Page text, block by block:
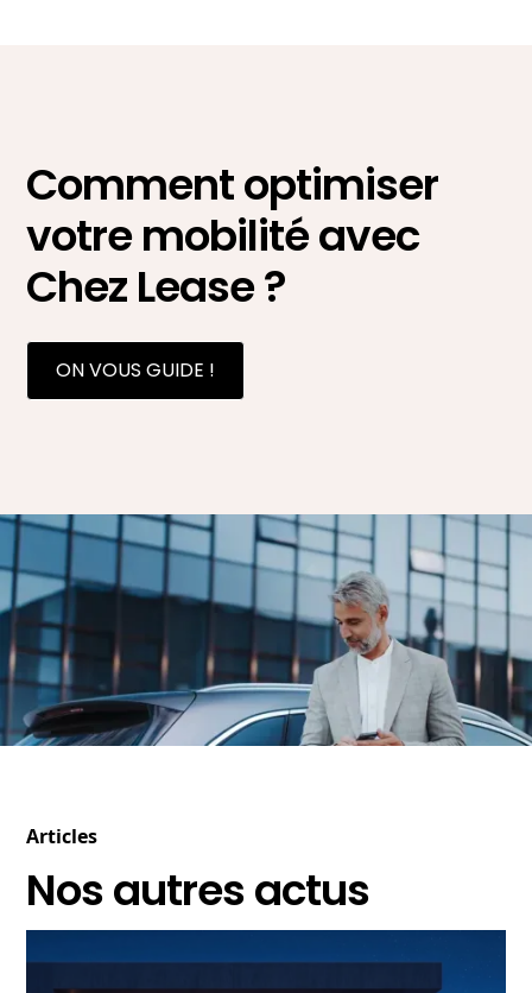
Comment optimiser
votre mobilité avec
Chez Lease ?
ON VOUS GUIDE !
Articles
Nos autres actus